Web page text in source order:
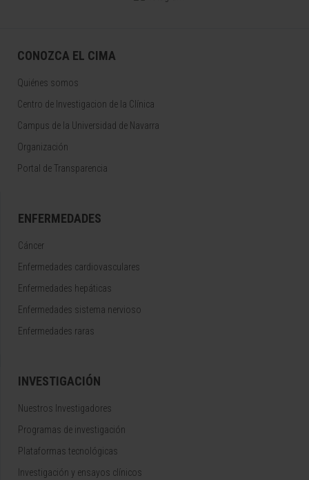
CONOZCA EL CIMA
Quiénes somos
Centro de Investigacion de la Clínica
Campus de la Universidad de Navarra
Organización
Portal de Transparencia
ENFERMEDADES
Cáncer
Enfermedades cardiovasculares
Enfermedades hepáticas
Enfermedades sistema nervioso
Enfermedades raras
INVESTIGACIÓN
Nuestros Investigadores
Programas de investigación
Plataformas tecnológicas
Investigación y ensayos clínicos